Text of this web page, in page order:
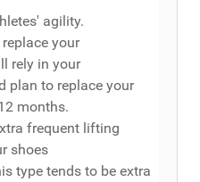
agility.
your
rely in your
plan to replace your
months.
frequent lifting
shoes
type tends to be extra